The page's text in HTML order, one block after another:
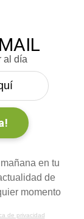
al día
en tu
de
momento
de privacidad